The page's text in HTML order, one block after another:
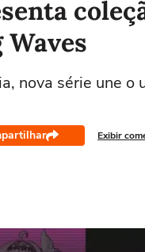
nova série une
Exibir